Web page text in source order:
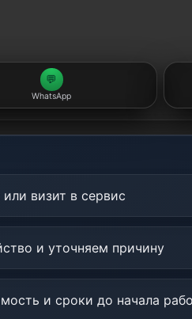
💬
WhatsApp
визит в сервис
и уточняем причину
и сроки до начала